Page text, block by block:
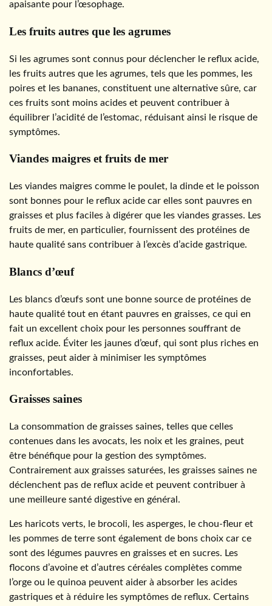
apaisante pour l’œsophage.
Les fruits autres que les agrumes
Si les agrumes sont connus pour déclencher le reflux acide,
les fruits autres que les agrumes, tels que les pommes, les
poires et les bananes, constituent une alternative sûre, car
ces fruits sont moins acides et peuvent contribuer à
équilibrer l’acidité de l’estomac, réduisant ainsi le risque de
symptômes.
Viandes maigres et fruits de mer
Les viandes maigres comme le poulet, la dinde et le poisson
sont bonnes pour le reflux acide car elles sont pauvres en
graisses et plus faciles à digérer que les viandes grasses. Les
fruits de mer, en particulier, fournissent des protéines de
haute qualité sans contribuer à l’excès d’acide gastrique.
Blancs d’œuf
Les blancs d’œufs sont une bonne source de protéines de
haute qualité tout en étant pauvres en graisses, ce qui en
fait un excellent choix pour les personnes souffrant de
reflux acide. Éviter les jaunes d’œuf, qui sont plus riches en
graisses, peut aider à minimiser les symptômes
inconfortables.
Graisses saines
La consommation de graisses saines, telles que celles
contenues dans les avocats, les noix et les graines, peut
être bénéfique pour la gestion des symptômes.
Contrairement aux graisses saturées, les graisses saines ne
déclenchent pas de reflux acide et peuvent contribuer à
une meilleure santé digestive en général.
Les haricots verts, le brocoli, les asperges, le chou-fleur et
les pommes de terre sont également de bons choix car ce
sont des légumes pauvres en graisses et en sucres. Les
flocons d’avoine et d’autres céréales complètes comme
l’orge ou le quinoa peuvent aider à absorber les acides
gastriques et à réduire les symptômes de reflux. Certains